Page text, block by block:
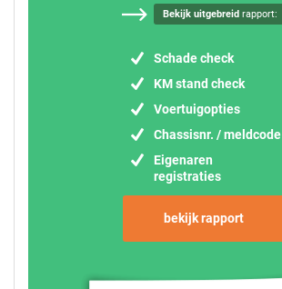
Bekijk uitgebreid rapport:
Schade check
KM stand check
Voertuigopties
Chassisnr. / meldcode
Eigenaren
registraties
bekijk rapport